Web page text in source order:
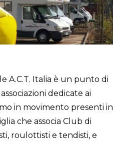
A.C.T. Italia è un punto di
dedicate ai
in movimento presenti in
che associa Club di
roulottisti e tendisti, e